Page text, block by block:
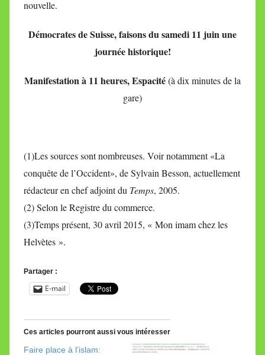
nouvelle.
Démocrates de Suisse, faisons du samedi 11 juin une
journée historique!
Manifestation à 11 heures, Espacité(à dix minutes de la
gare)
(1)Les sources sont nombreuses. Voir notamment «La
conquête de l’Occident», de Sylvain Besson, actuellement
rédacteur en chef adjoint du Temps, 2005.
(2) Selon le Registre du commerce.
(3)Temps présent, 30 avril 2015, « Mon imam chez les
Helvètes ».
Partager :
E-mail
Ces articles pourront aussi vous intéresser
Faire place à l’islam: